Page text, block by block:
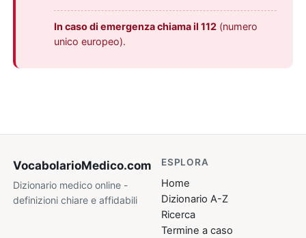
In caso di emergenza chiama il 112 (numero
unico europeo).
VocabolarioMedico.com
Dizionario medico online -
definizioni chiare e affidabili
ESPLORA
Home
Dizionario A-Z
Ricerca
Termine a caso